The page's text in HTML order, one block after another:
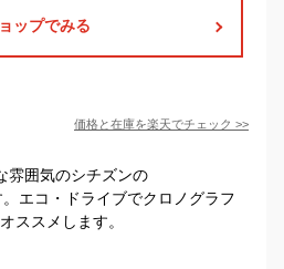
ップでみる
価格と在庫を楽天でチェック >>
雰囲気のシチズンの
エコ・ドライブでクロノグラフ
ススメします。